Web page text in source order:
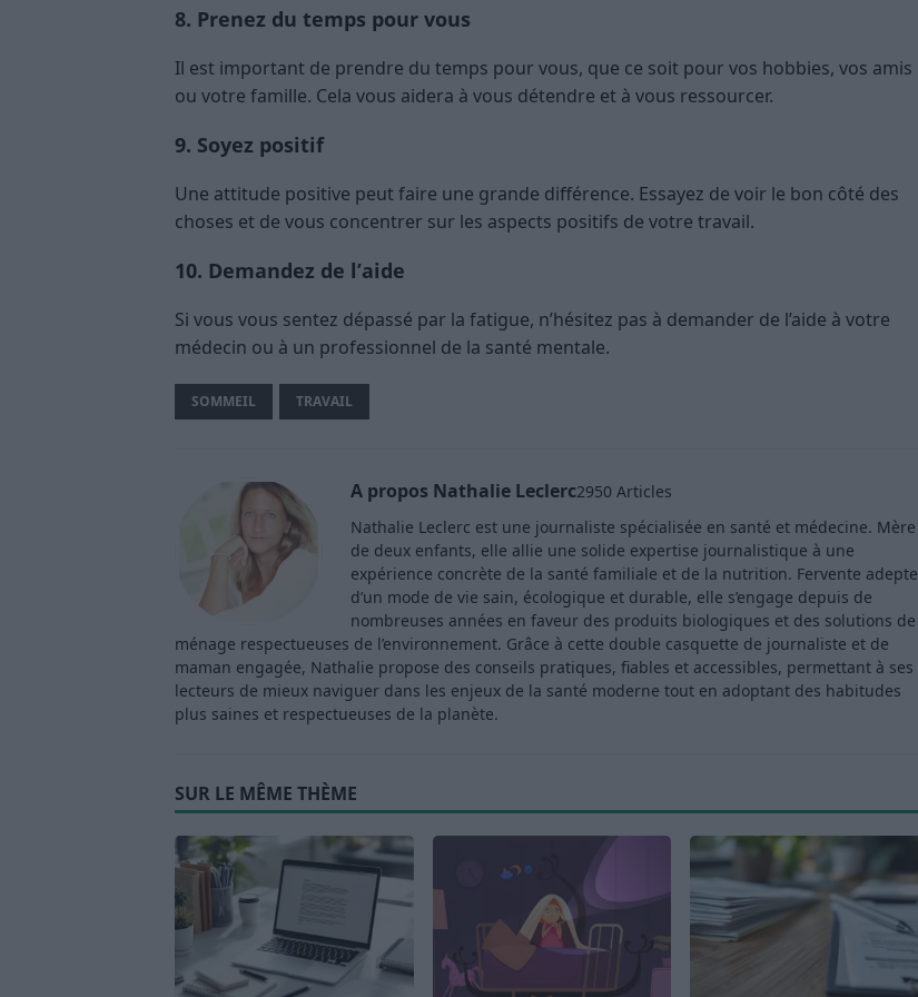
8. Prenez du temps pour vous
Il est important de prendre du temps pour vous, que ce soit pour vos hobbies, vos amis
ou votre famille. Cela vous aidera à vous détendre et à vous ressourcer.
9. Soyez positif
Une attitude positive peut faire une grande différence. Essayez de voir le bon côté des
choses et de vous concentrer sur les aspects positifs de votre travail.
10. Demandez de l’aide
Si vous vous sentez dépassé par la fatigue, n’hésitez pas à demander de l’aide à votre
médecin ou à un professionnel de la santé mentale.
SOMMEIL TRAVAIL
A propos Nathalie Leclerc2950 Articles
Nathalie Leclerc est une journaliste spécialisée en santé et médecine. Mère
de deux enfants, elle allie une solide expertise journalistique à une
expérience concrète de la santé familiale et de la nutrition. Fervente adepte
d’un mode de vie sain, écologique et durable, elle s’engage depuis de
nombreuses années en faveur des produits biologiques et des solutions de
ménage respectueuses de l’environnement. Grâce à cette double casquette de journaliste et de
maman engagée, Nathalie propose des conseils pratiques, fiables et accessibles, permettant à ses
lecteurs de mieux naviguer dans les enjeux de la santé moderne tout en adoptant des habitudes
plus saines et respectueuses de la planète.
SUR LE MÊME THÈME